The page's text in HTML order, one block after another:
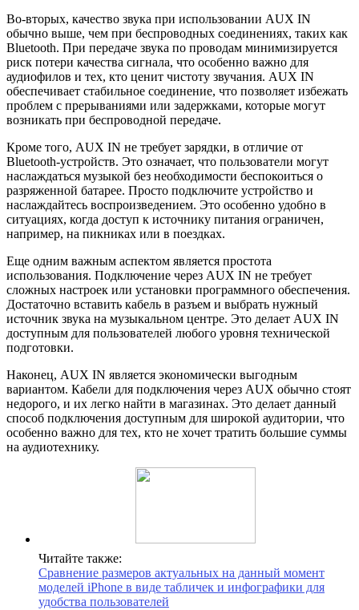
Во-вторых, качество звука при использовании AUX IN
обычно выше, чем при беспроводных соединениях, таких как
Bluetooth. При передаче звука по проводам минимизируется
риск потери качества сигнала, что особенно важно для
аудиофилов и тех, кто ценит чистоту звучания. AUX IN
обеспечивает стабильное соединение, что позволяет избежать
проблем с прерываниями или задержками, которые могут
возникать при беспроводной передаче.
Кроме того, AUX IN не требует зарядки, в отличие от
Bluetooth-устройств. Это означает, что пользователи могут
наслаждаться музыкой без необходимости беспокоиться о
разряженной батарее. Просто подключите устройство и
наслаждайтесь воспроизведением. Это особенно удобно в
ситуациях, когда доступ к источнику питания ограничен,
например, на пикниках или в поездках.
Еще одним важным аспектом является простота
использования. Подключение через AUX IN не требует
сложных настроек или установки программного обеспечения.
Достаточно вставить кабель в разъем и выбрать нужный
источник звука на музыкальном центре. Это делает AUX IN
доступным для пользователей любого уровня технической
подготовки.
Наконец, AUX IN является экономически выгодным
вариантом. Кабели для подключения через AUX обычно стоят
недорого, и их легко найти в магазинах. Это делает данный
способ подключения доступным для широкой аудитории, что
особенно важно для тех, кто не хочет тратить большие суммы
на аудиотехнику.
Читайте также:
Сравнение размеров актуальных на данный момент
моделей iPhone в виде табличек и инфографики для
удобства пользователей